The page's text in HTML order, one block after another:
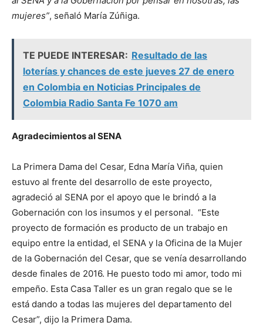
mujeres”, señaló María Zúñiga.
TE PUEDE INTERESAR: Resultado de las
loterías y chances de este jueves 27 de enero
en Colombia en Noticias Principales de
Colombia Radio Santa Fe 1070 am
Agradecimientos al SENA
La Primera Dama del Cesar, Edna María Viña, quien
estuvo al frente del desarrollo de este proyecto,
agradeció al SENA por el apoyo que le brindó a la
Gobernación con los insumos y el personal. “Este
proyecto de formación es producto de un trabajo en
equipo entre la entidad, el SENA y la Oficina de la Mujer
de la Gobernación del Cesar, que se venía desarrollando
desde finales de 2016. He puesto todo mi amor, todo mi
empeño. Esta Casa Taller es un gran regalo que se le
está dando a todas las mujeres del departamento del
Cesar”, dijo la Primera Dama.